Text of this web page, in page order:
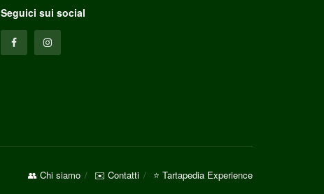
Seguici sui social
👥 Chi siamo ✉️ Contatti ⭐ Tartapedia Experience